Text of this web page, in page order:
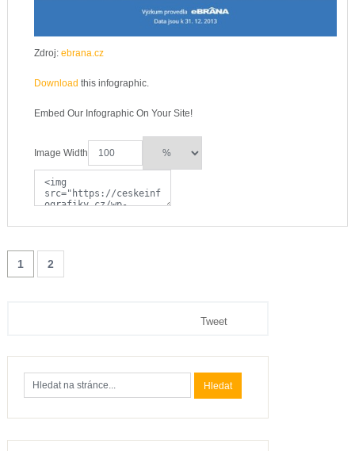
Zdroj: ebrana.cz
Download this infographic.
Embed Our Infographic On Your Site!
Image Width
1 2
Tweet